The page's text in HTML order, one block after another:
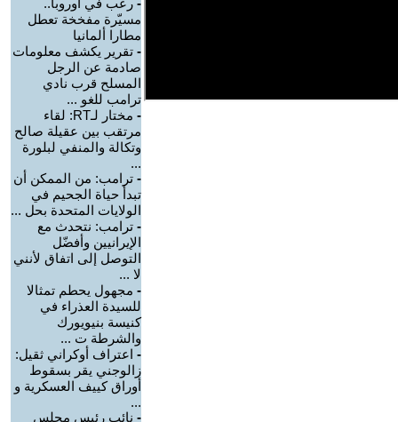
- رعب في أوروبا..
مسيّرة مفخخة تعطل
مطارا ألمانيا
- تقرير يكشف معلومات
صادمة عن الرجل
المسلح قرب نادي
ترامب للغو ...
-
مختار لـRT: لقاء
مرتقب بين عقيلة صالح
وتكالة والمنفي لبلورة
...
- ترامب: من الممكن أن
تبدأ حياة الجحيم في
الولايات المتحدة بحل ...
- ترامب: نتحدث مع
الإيرانيين وأفضّل
التوصل إلى اتفاق لأنني
لا ...
- مجهول يحطم تمثالا
للسيدة العذراء في
كنيسة بنيويورك
والشرطة ت ...
- اعتراف أوكراني ثقيل:
زالوجني يقر بسقوط
أوراق كييف العسكرية و
...
- نائب رئيس مجلس